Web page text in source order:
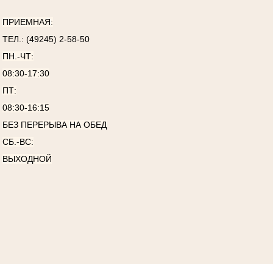
ПРИЕМНАЯ:
ТЕЛ.: (49245) 2-58-50
ПН.-ЧТ:
08:30-17:30
ПТ:
08:30-16:15
БЕЗ ПЕРЕРЫВА НА ОБЕД
СБ.-ВС:
ВЫХОДНОЙ